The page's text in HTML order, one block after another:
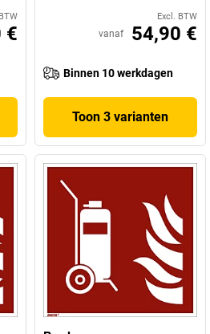
€
Excl. BTW
vanaf 54,90 €
Binnen 10 werkdagen
Toon 3 varianten